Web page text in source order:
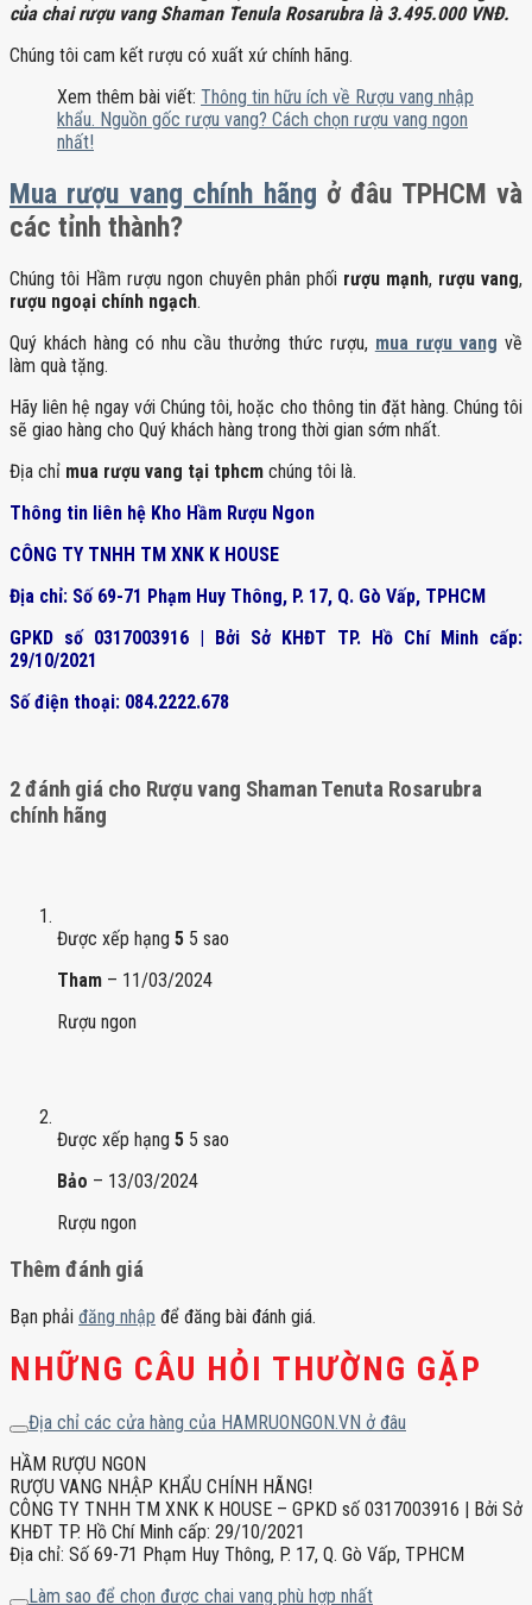
của chai rượu vang Shaman Tenula Rosarubra là 3.495.000 VNĐ.
Chúng tôi cam kết rượu có xuất xứ chính hãng.
Xem thêm bài viết: Thông tin hữu ích về Rượu vang nhập
khẩu. Nguồn gốc rượu vang? Cách chọn rượu vang ngon
nhất!
Mua rượu vang chính hãng ở đâu TPHCM và
các tỉnh thành?
Chúng tôi Hầm rượu ngon chuyên phân phối rượu mạnh, rượu vang,
rượu ngoại chính ngạch.
Quý khách hàng có nhu cầu thưởng thức rượu, mua rượu vang về
làm quà tặng.
Hãy liên hệ ngay với Chúng tôi, hoặc cho thông tin đặt hàng. Chúng tôi
sẽ giao hàng cho Quý khách hàng trong thời gian sớm nhất.
Địa chỉ mua rượu vang tại tphcm chúng tôi là.
Thông tin liên hệ Kho Hầm Rượu Ngon
CÔNG TY TNHH TM XNK K HOUSE
Địa chỉ: Số 69-71 Phạm Huy Thông, P. 17, Q. Gò Vấp, TPHCM
GPKD số 0317003916 | Bởi Sở KHĐT TP. Hồ Chí Minh cấp:
29/10/2021
Số điện thoại: 084.2222.678
2 đánh giá cho Rượu vang Shaman Tenuta Rosarubra
chính hãng
Được xếp hạng 5 5 sao
Tham – 11/03/2024
Rượu ngon
Được xếp hạng 5 5 sao
Bảo – 13/03/2024
Rượu ngon
Thêm đánh giá
Bạn phải đăng nhập để đăng bài đánh giá.
NHỮNG CÂU HỎI THƯỜNG GẶP
Địa chỉ các cửa hàng của HAMRUONGON.VN ở đâu
HẦM RƯỢU NGON
RƯỢU VANG NHẬP KHẨU CHÍNH HÃNG!
CÔNG TY TNHH TM XNK K HOUSE – GPKD số 0317003916 | Bởi Sở
KHĐT TP. Hồ Chí Minh cấp: 29/10/2021
Địa chỉ: Số 69-71 Phạm Huy Thông, P. 17, Q. Gò Vấp, TPHCM
Làm sao để chọn được chai vang phù hợp nhất